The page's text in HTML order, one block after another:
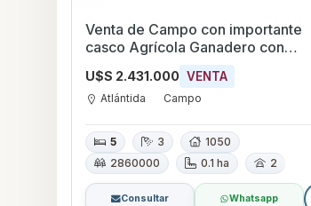
Venta de Campo con importante
casco Agrícola Ganadero con
U$S 2.431.000 VENTA
Atlántida Campo
5 3
1050
2860000
0.1 ha 2
Consultar Whatsapp